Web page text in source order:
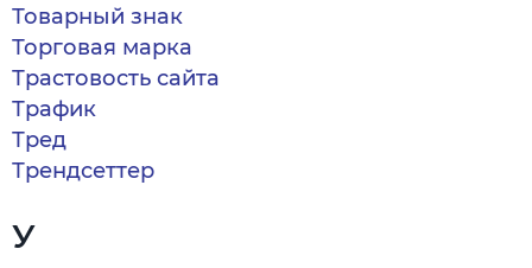
Товарный знак
Торговая марка
Трастовость сайта
Трафик
Тред
Трендсеттер
У